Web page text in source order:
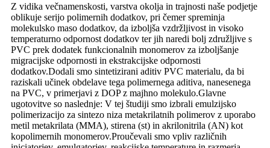
Z vidika večnamenskosti, varstva okolja in trajnosti naše podjetje
oblikuje serijo polimernih dodatkov, pri čemer spreminja
molekulsko maso dodatkov, da izboljša vzdržljivost in visoko
temperaturno odpornost dodatkov ter jih naredi bolj združljive s
PVC prek dodatek funkcionalnih monomerov za izboljšanje
migracijske odpornosti in ekstrakcijske odpornosti
dodatkov.Dodali smo sintetizirani aditiv PVC materialu, da bi
raziskali učinek obdelave tega polimernega aditiva, nanesenega
na PVC, v primerjavi z DOP z majhno molekulo.Glavne
ugotovitve so naslednje: V tej študiji smo izbrali emulzijsko
polimerizacijo za sintezo niza metakrilatnih polimerov z uporabo
metil metakrilata (MMA), stirena (st) in akrilonitrila (AN) kot
kopolimernih monomerov.Proučevali smo vpliv različnih